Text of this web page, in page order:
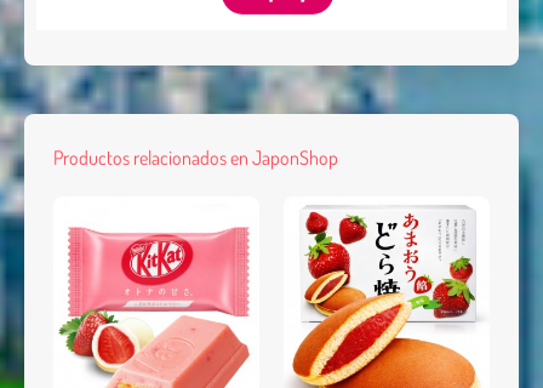
Productos relacionados en JaponShop